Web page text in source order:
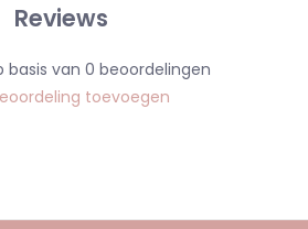
Reviews
basis van 0 beoordelingen
toevoegen